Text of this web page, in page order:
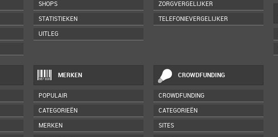
SHOPS
STATISTIEKEN
UITLEG
ZORGVERGELIJKER
TELEFONIEVERGELIJKER
MERKEN
POPULAIR
CATEGORIEËN
MERKEN
CROWDFUNDING
CROWDFUNDING
CATEGORIEËN
SITES